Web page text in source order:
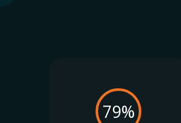
79%